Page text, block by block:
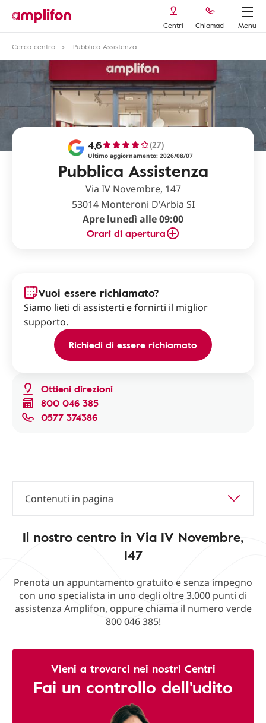
Centri Chiamaci
Menu
Cerca centro
Pubblica Assistenza
Pubblica Assistenza
4,6 (27)
Ultimo aggiornamento: 2026/08/07
Via IV Novembre, 147
53014 Monteroni D'Arbia SI
Apre lunedì alle 09:00
Orari di apertura
Ottieni direzioni
800 046 385
0577 374386
Vuoi essere richiamato?
Siamo lieti di assisterti e fornirti il miglior
supporto.
Richiedi di essere richiamato
Contenuti in pagina
Il nostro centro in Via IV Novembre,
147
Prenota un appuntamento gratuito e senza impegno
con uno specialista in uno degli oltre 3.000 punti di
assistenza Amplifon, oppure chiama il numero verde
800 046 385!
Vieni a trovarci nei nostri Centri
Fai un controllo dell'udito